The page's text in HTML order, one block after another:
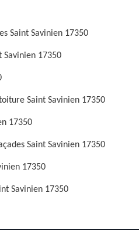
Saint Savinien 17350
Savinien 17350
Saint Savinien 17350
17350
Saint Savinien 17350
17350
Savinien 17350